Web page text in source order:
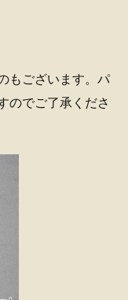
もございます。パ
のでご了承くださ